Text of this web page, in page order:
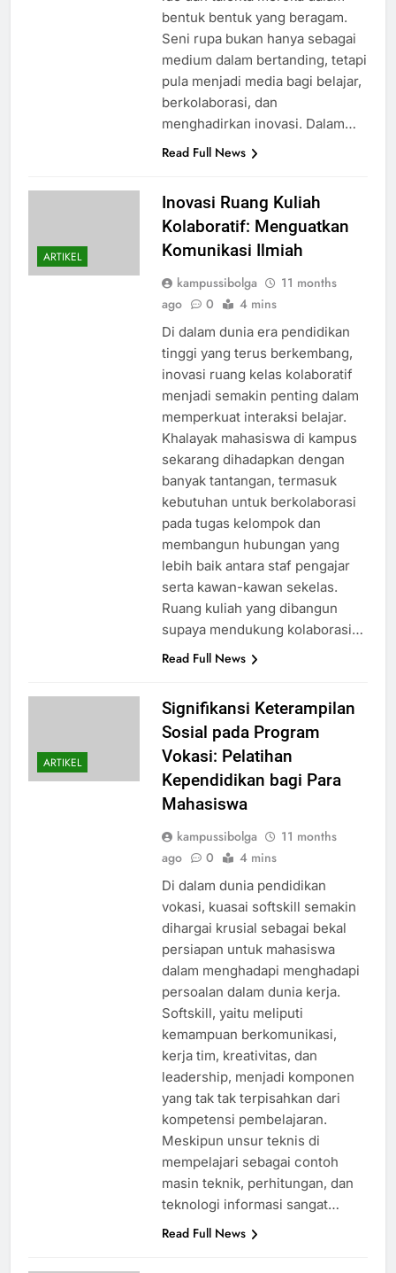
bentuk bentuk yang beragam.
Seni rupa bukan hanya sebagai
medium dalam bertanding, tetapi
pula menjadi media bagi belajar,
berkolaborasi, dan
menghadirkan inovasi. Dalam…
Read Full News
ARTIKEL
Inovasi Ruang Kuliah
Kolaboratif: Menguatkan
Komunikasi Ilmiah
kampussibolga
11 months
ago
0 4 mins
Di dalam dunia era pendidikan
tinggi yang terus berkembang,
inovasi ruang kelas kolaboratif
menjadi semakin penting dalam
memperkuat interaksi belajar.
Khalayak mahasiswa di kampus
sekarang dihadapkan dengan
banyak tantangan, termasuk
kebutuhan untuk berkolaborasi
pada tugas kelompok dan
membangun hubungan yang
lebih baik antara staf pengajar
serta kawan-kawan sekelas.
Ruang kuliah yang dibangun
supaya mendukung kolaborasi…
Read Full News
ARTIKEL
Signifikansi Keterampilan
Sosial pada Program
Vokasi: Pelatihan
Kependidikan bagi Para
Mahasiswa
kampussibolga
11 months
ago
0 4 mins
Di dalam dunia pendidikan
vokasi, kuasai softskill semakin
dihargai krusial sebagai bekal
persiapan untuk mahasiswa
dalam menghadapi menghadapi
persoalan dalam dunia kerja.
Softskill, yaitu meliputi
kemampuan berkomunikasi,
kerja tim, kreativitas, dan
leadership, menjadi komponen
yang tak tak terpisahkan dari
kompetensi pembelajaran.
Meskipun unsur teknis di
mempelajari sebagai contoh
masin teknik, perhitungan, dan
teknologi informasi sangat…
Read Full News